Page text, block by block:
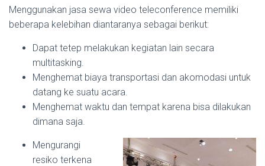
Menggunakan jasa sewa video teleconference memiliki
beberapa kelebihan diantaranya sebagai berikut:
Dapat tetep melakukan kegiatan lain secara
multitasking.
Menghemat biaya transportasi dan akomodasi untuk
datang ke suatu acara.
Menghemat waktu dan tempat karena bisa dilakukan
dimana saja.
Mengurangi
resiko terkena